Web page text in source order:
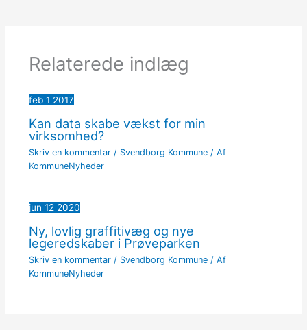
Relaterede indlæg
feb 1 2017
Kan data skabe vækst for min
virksomhed?
Skriv en kommentar / Svendborg Kommune/ Af
KommuneNyheder
jun 12 2020
Ny, lovlig graffitivæg og nye
legeredskaber i Prøveparken
Skriv en kommentar / Svendborg Kommune/ Af
KommuneNyheder